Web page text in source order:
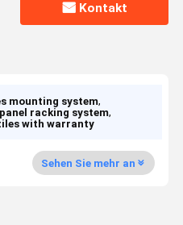
Kontakt
mounting system,
racking system,
with warranty
Sehen Sie mehr an